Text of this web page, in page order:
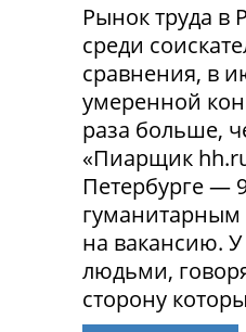
Рынок труда в
среди
сравнения, в
умеренной
раза больше,
«Пиарщик
Петербурге —
на вакансию.
людьми,
сторону